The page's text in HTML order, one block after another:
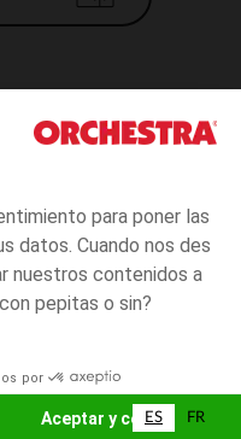
para poner las
datos. Cuando nos des
nuestros contenidos a
pepitas o sin?
por
Aceptar y cerrar
talla
unica
de venta
actuales
Francesa de comercio
y al sistema de mediación de
ES FR